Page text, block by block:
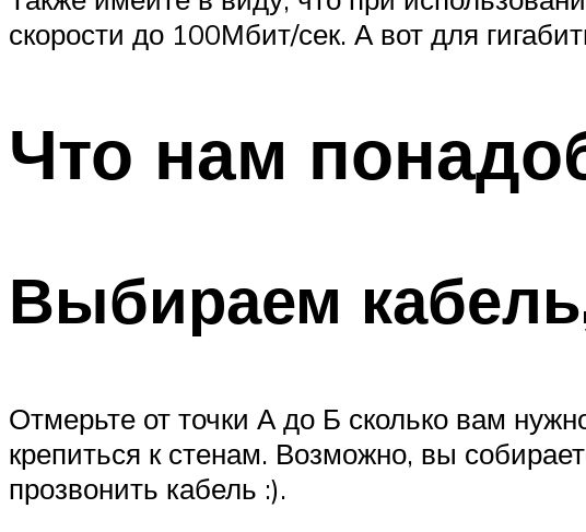
скорости до 100Мбит/сек. А вот для
Что нам
Выбираем
Отмерьте от точки А до Б сколько вам
крепиться к стенам. Возможно, вы
прозвонить кабель :).